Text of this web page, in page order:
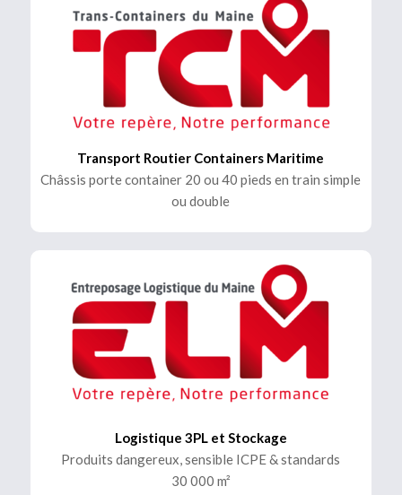
Transport Routier Containers Maritime
Châssis porte container 20 ou 40 pieds en train simple
ou double
Logistique 3PL et Stockage
Produits dangereux, sensible ICPE & standards
30 000 m²